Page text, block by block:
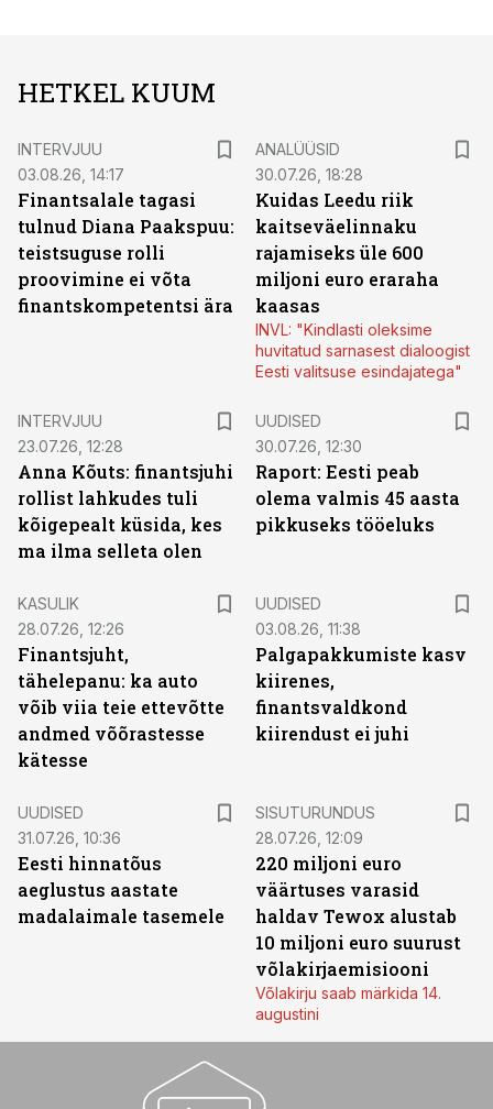
HETKEL KUUM
INTERVJUU
03.08.26, 14:17
Finantsalale tagasi
tulnud Diana Paakspuu:
teistsuguse rolli
proovimine ei võta
finantskompetentsi ära
ANALÜÜSID
30.07.26, 18:28
Kuidas Leedu riik
kaitseväelinnaku
rajamiseks üle 600
miljoni euro eraraha
kaasas
INVL: "Kindlasti oleksime
huvitatud sarnasest dialoogist
Eesti valitsuse esindajatega"
INTERVJUU
23.07.26, 12:28
Anna Kõuts: finantsjuhi
rollist lahkudes tuli
kõigepealt küsida, kes
ma ilma selleta olen
UUDISED
30.07.26, 12:30
Raport: Eesti peab
olema valmis 45 aasta
pikkuseks tööeluks
KASULIK
28.07.26, 12:26
Finantsjuht,
tähelepanu: ka auto
võib viia teie ettevõtte
andmed võõrastesse
kätesse
UUDISED
03.08.26, 11:38
Palgapakkumiste kasv
kiirenes,
finantsvaldkond
kiirendust ei juhi
UUDISED
31.07.26, 10:36
Eesti hinnatõus
aeglustus aastate
madalaimale tasemele
SISUTURUNDUS
28.07.26, 12:09
220 miljoni euro
väärtuses varasid
haldav Tewox alustab
10 miljoni euro suurust
võlakirjaemisiooni
Võlakirju saab märkida 14.
augustini